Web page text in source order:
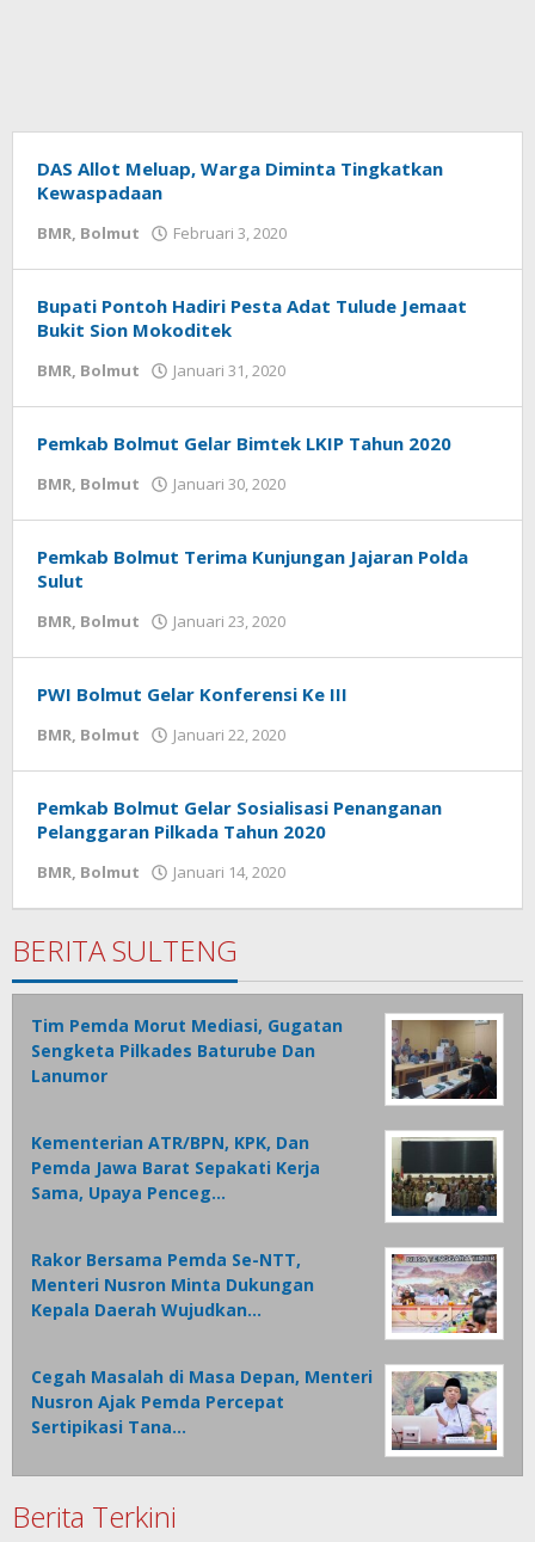
DAS Allot Meluap, Warga Diminta Tingkatkan
Kewaspadaan
BMR, Bolmut Februari 3, 2020
Bupati Pontoh Hadiri Pesta Adat Tulude Jemaat
Bukit Sion Mokoditek
BMR, Bolmut Januari 31, 2020
Pemkab Bolmut Gelar Bimtek LKIP Tahun 2020
BMR, Bolmut Januari 30, 2020
Pemkab Bolmut Terima Kunjungan Jajaran Polda
Sulut
BMR, Bolmut Januari 23, 2020
PWI Bolmut Gelar Konferensi Ke III
BMR, Bolmut Januari 22, 2020
Pemkab Bolmut Gelar Sosialisasi Penanganan
Pelanggaran Pilkada Tahun 2020
BMR, Bolmut Januari 14, 2020
BERITA SULTENG
Tim Pemda Morut Mediasi, Gugatan
Sengketa Pilkades Baturube Dan
Lanumor
Kementerian ATR/BPN, KPK, Dan
Pemda Jawa Barat Sepakati Kerja
Sama, Upaya Penceg…
Rakor Bersama Pemda Se-NTT,
Menteri Nusron Minta Dukungan
Kepala Daerah Wujudkan…
Cegah Masalah di Masa Depan, Menteri
Nusron Ajak Pemda Percepat
Sertipikasi Tana…
Berita Terkini